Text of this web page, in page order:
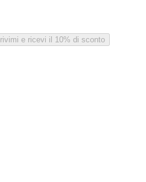
e ricevi il 10% di sconto